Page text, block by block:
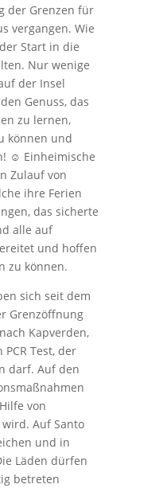
der Grenzen für
vergangen. Wie
Start in die
Nur wenige
der Insel
Genuss, das
zu lernen,
können und
☺ Einheimische
Zulauf von
ihre Ferien
das sicherte
alle auf
und hoffen
zu können.
sich seit dem
Grenzöffnung
Kapverden,
Test, der
darf. Auf den
von
Auf Santo
und in
Läden dürfen
betreten